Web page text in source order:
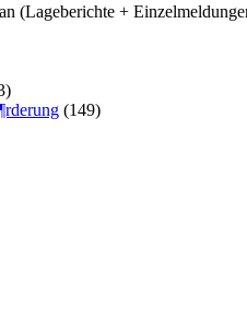
(Lageberichte +
(149)